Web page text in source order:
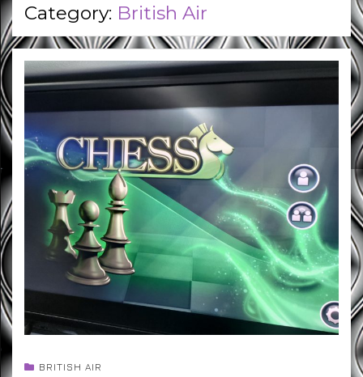
Category: British Air
BRITISH AIR